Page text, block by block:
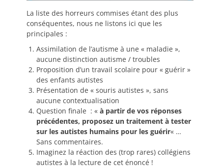
La liste des horreurs commises étant des plus
conséquentes, nous ne listons ici que les
principales :
Assimilation de l’autisme à une « maladie »,
aucune distinction autisme / troubles
Proposition d’un travail scolaire pour « guérir »
des enfants autistes
Présentation de « souris autistes », sans
aucune contextualisation
Question finale : « à partir de vos réponses
précédentes, proposez un traitement à tester
sur les autistes humains pour les guérir« …
Sans commentaires.
Imaginez la réaction des (trop rares) collégiens
autistes à la lecture de cet énoncé !